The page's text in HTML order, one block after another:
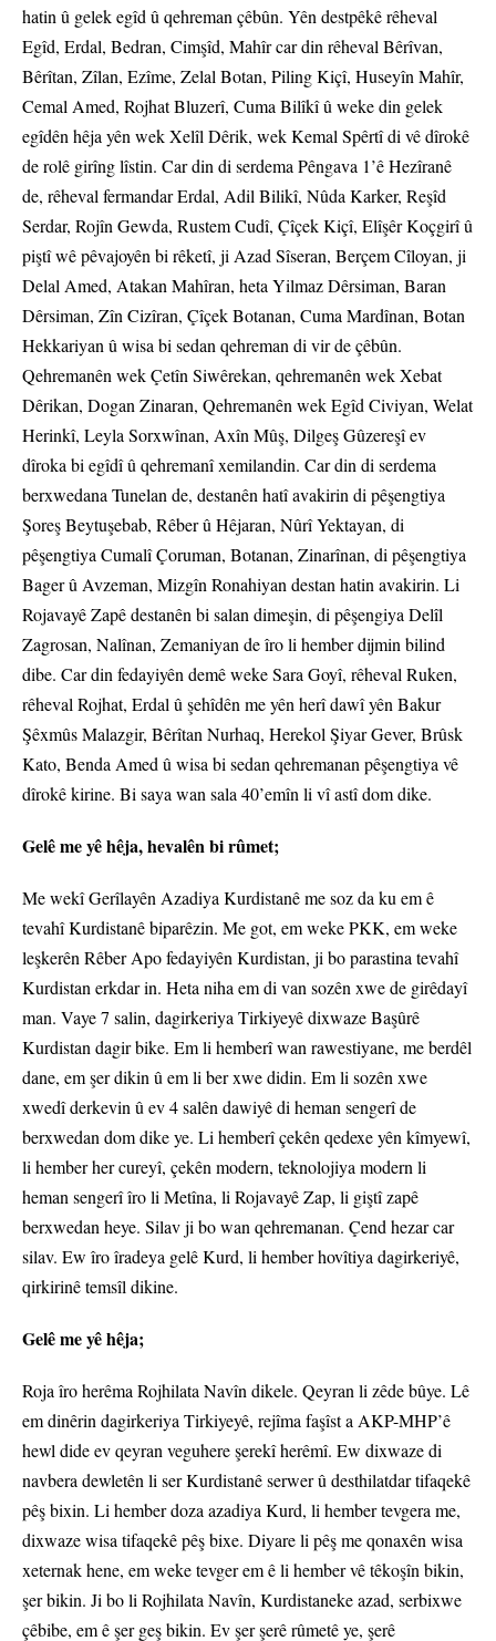
hatin û gelek egîd û qehreman çêbûn. Yên destpêkê rêheval
Egîd, Erdal, Bedran, Cimşîd, Mahîr car din rêheval Bêrîvan,
Bêrîtan, Zîlan, Ezîme, Zelal Botan, Piling Kiçî, Huseyîn Mahîr,
Cemal Amed, Rojhat Bluzerî, Cuma Bilîkî û weke din gelek
egîdên hêja yên wek Xelîl Dêrik, wek Kemal Spêrtî di vê dîrokê
de rolê girîng lîstin. Car din di serdema Pêngava 1’ê Hezîranê
de, rêheval fermandar Erdal, Adil Bilikî, Nûda Karker, Reşîd
Serdar, Rojîn Gewda, Rustem Cudî, Çîçek Kiçî, Elîşêr Koçgirî û
piştî wê pêvajoyên bi rêketî, ji Azad Sîseran, Berçem Cîloyan, ji
Delal Amed, Atakan Mahîran, heta Yilmaz Dêrsiman, Baran
Dêrsiman, Zîn Cizîran, Çîçek Botanan, Cuma Mardînan, Botan
Hekkariyan û wisa bi sedan qehreman di vir de çêbûn.
Qehremanên wek Çetîn Siwêrekan, qehremanên wek Xebat
Dêrikan, Dogan Zinaran, Qehremanên wek Egîd Civiyan, Welat
Herinkî, Leyla Sorxwînan, Axîn Mûş, Dilgeş Gûzereşî ev
dîroka bi egîdî û qehremanî xemilandin. Car din di serdema
berxwedana Tunelan de, destanên hatî avakirin di pêşengtiya
Şoreş Beytuşebab, Rêber û Hêjaran, Nûrî Yektayan, di
pêşengtiya Cumalî Çoruman, Botanan, Zinarînan, di pêşengtiya
Bager û Avzeman, Mizgîn Ronahiyan destan hatin avakirin. Li
Rojavayê Zapê destanên bi salan dimeşin, di pêşengiya Delîl
Zagrosan, Nalînan, Zemaniyan de îro li hember dijmin bilind
dibe. Car din fedayiyên demê weke Sara Goyî, rêheval Ruken,
rêheval Rojhat, Erdal û şehîdên me yên herî dawî yên Bakur
Şêxmûs Malazgir, Bêrîtan Nurhaq, Herekol Şiyar Gever, Brûsk
Kato, Benda Amed û wisa bi sedan qehremanan pêşengtiya vê
dîrokê kirine. Bi saya wan sala 40’emîn li vî astî dom dike.
Gelê me yê hêja, hevalên bi rûmet;
Me wekî Gerîlayên Azadiya Kurdistanê me soz da ku em ê
tevahî Kurdistanê biparêzin. Me got, em weke PKK, em weke
leşkerên Rêber Apo fedayiyên Kurdistan, ji bo parastina tevahî
Kurdistan erkdar in. Heta niha em di van sozên xwe de girêdayî
man. Vaye 7 salin, dagirkeriya Tirkiyeyê dixwaze Başûrê
Kurdistan dagir bike. Em li hemberî wan rawestiyane, me berdêl
dane, em şer dikin û em li ber xwe didin. Em li sozên xwe
xwedî derkevin û ev 4 salên dawiyê di heman sengerî de
berxwedan dom dike ye. Li hemberî çekên qedexe yên kîmyewî,
li hember her cureyî, çekên modern, teknolojiya modern li
heman sengerî îro li Metîna, li Rojavayê Zap, li giştî zapê
berxwedan heye. Silav ji bo wan qehremanan. Çend hezar car
silav. Ew îro îradeya gelê Kurd, li hember hovîtiya dagirkeriyê,
qirkirinê temsîl dikine.
Gelê me yê hêja;
Roja îro herêma Rojhilata Navîn dikele. Qeyran li zêde bûye. Lê
em dinêrin dagirkeriya Tirkiyeyê, rejîma faşîst a AKP-MHP’ê
hewl dide ev qeyran veguhere şerekî herêmî. Ew dixwaze di
navbera dewletên li ser Kurdistanê serwer û desthilatdar tifaqekê
pêş bixin. Li hember doza azadiya Kurd, li hember tevgera me,
dixwaze wisa tifaqekê pêş bixe. Diyare li pêş me qonaxên wisa
xeternak hene, em weke tevger em ê li hember vê têkoşîn bikin,
şer bikin. Ji bo li Rojhilata Navîn, Kurdistaneke azad, serbixwe
çêbibe, em ê şer geş bikin. Ev şer şerê rûmetê ye, şerê